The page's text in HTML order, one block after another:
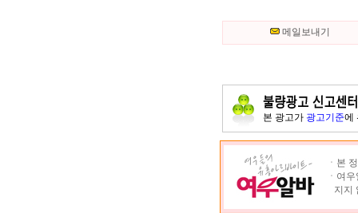
메일보내기
본 광고가 광고기준에
ㆍ본
ㆍ여
지지